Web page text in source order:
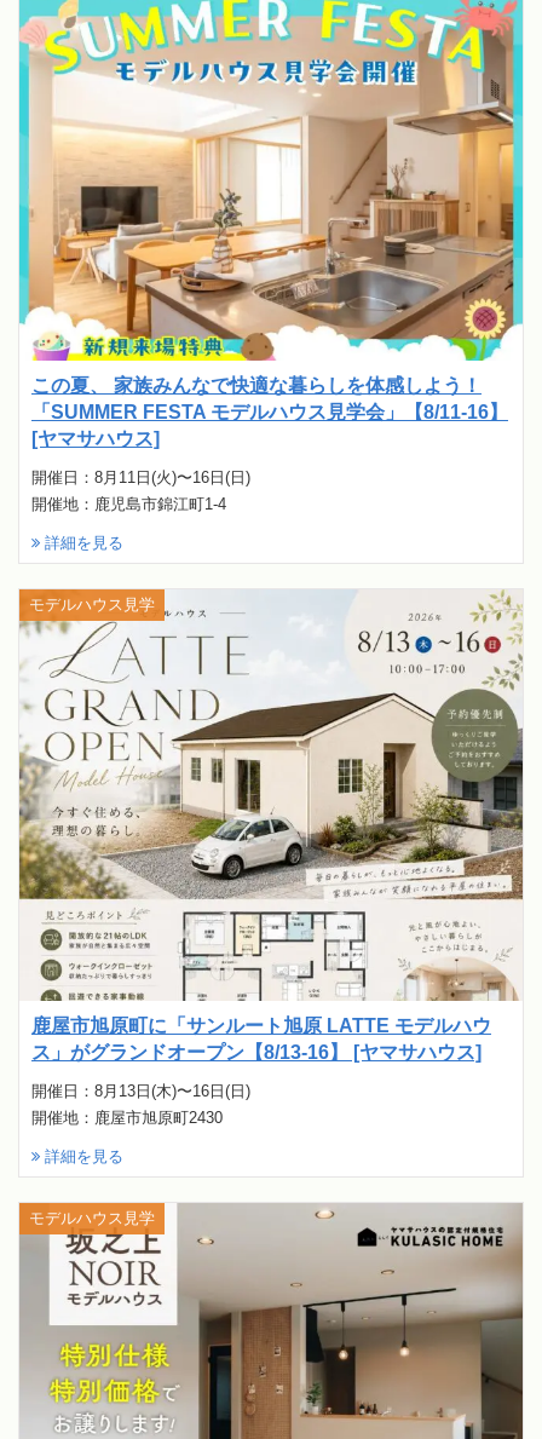
この夏、 家族みんなで快適な暮らしを体感しよう！
「SUMMER FESTA モデルハウス見学会」【8/11-16】
[ヤマサハウス]
開催日：8月11日(火)〜16日(日)
開催地：鹿児島市錦江町1-4
詳細を見る
鹿屋市旭原町に「サンルート旭原 LATTE モデルハウ
ス」がグランドオープン【8/13-16】 [ヤマサハウス]
開催日：8月13日(木)〜16日(日)
開催地：鹿屋市旭原町2430
詳細を見る
モデルハウス見学
モデルハウス見学